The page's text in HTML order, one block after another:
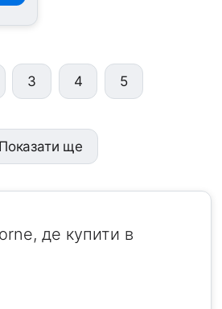
3 4 5
Показати ще
де купити в